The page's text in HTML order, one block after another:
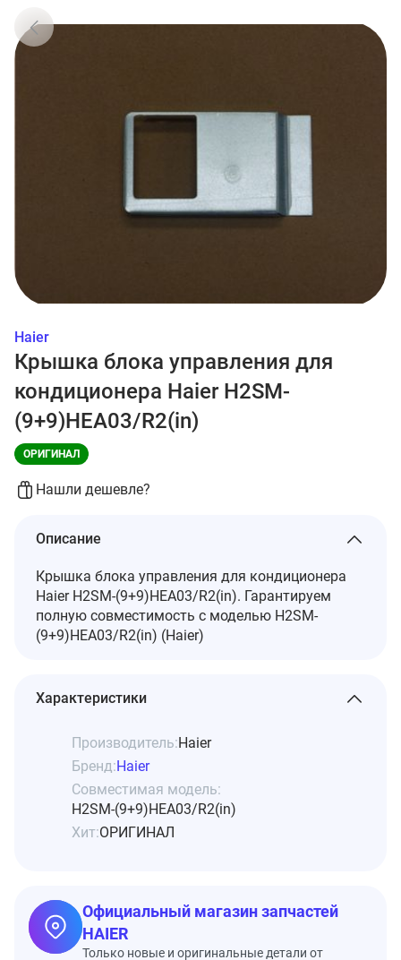
Haier
Крышка блока управления для
кондиционера Haier H2SM-
(9+9)HEA03/R2(in)
ОРИГИНАЛ
Нашли дешевле?
Описание
Крышка блока управления для кондиционера
Haier H2SM-(9+9)HEA03/R2(in). Гарантируем
полную совместимость с моделью H2SM-
(9+9)HEA03/R2(in) (Haier)
Характеристики
Производитель:Haier
Бренд:Haier
Совместимая модель:
H2SM-(9+9)HEA03/R2(in)
Хит:ОРИГИНАЛ
Официальный магазин запчастей
HAIER
Только новые и оригинальные детали от